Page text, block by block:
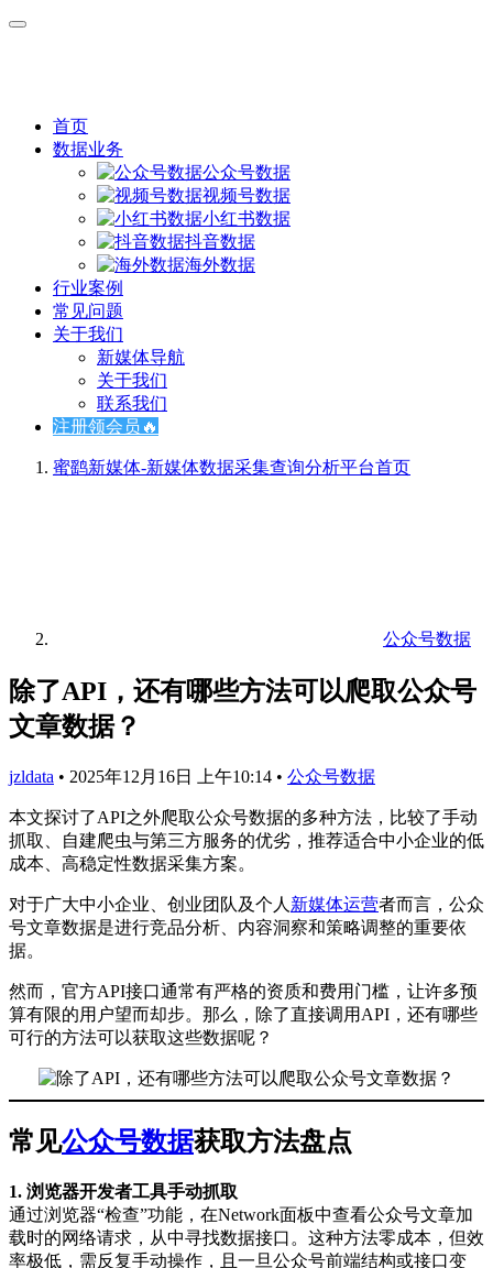
首页
数据业务
公众号数据
视频号数据
小红书数据
抖音数据
海外数据
行业案例
常见问题
关于我们
新媒体导航
关于我们
联系我们
注册领会员🔥
蜜鹞新媒体-新媒体数据采集查询分析平台首页
公众号数据
除了API，还有哪些方法可以爬取公众号
文章数据？
jzldata • 2025年12月16日 上午10:14 • 公众号数据
本文探讨了API之外爬取公众号数据的多种方法，比较了手动
抓取、自建爬虫与第三方服务的优劣，推荐适合中小企业的低
成本、高稳定性数据采集方案。
对于广大中小企业、创业团队及个人 新媒体运营者而言，公众
号文章数据是进行竞品分析、内容洞察和策略调整的重要依
据。
然而，官方API接口通常有严格的资质和费用门槛，让许多预
算有限的用户望而却步。那么，除了直接调用API，还有哪些
可行的方法可以获取这些数据呢？
常见公众号数据获取方法盘点
1. 浏览器开发者工具手动抓取
通过浏览器“检查”功能，在Network面板中查看公众号文章加
载时的网络请求，从中寻找数据接口。这种方法零成本，但效
率极低，需反复手动操作，且一旦公众号前端结构或接口变